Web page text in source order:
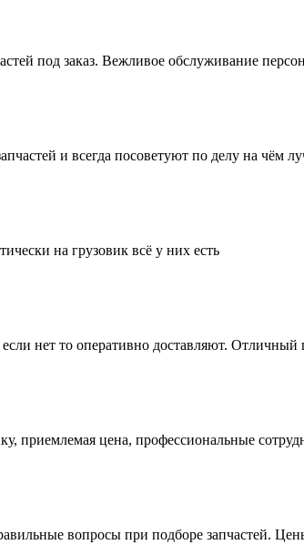
под заказ. Вежливое обслуживание
и всегда посоветуют по делу на чём
на грузовик всё у них есть
нет то оперативно доставляют. Отличный
приемлемая цена, профессиональные
вопросы при подборе запчастей.